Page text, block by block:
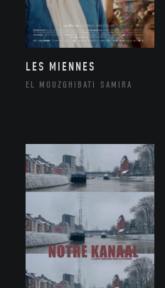
LES MIENNES
EL MOUZGHIBATI SAMIRA